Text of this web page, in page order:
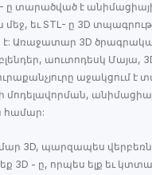
ը տարածված է
եւ STL- ը 3D
Առաջատար 3D
աուտոդեսկ Մայա,
աջակցում է
մոդելավորման,
համար:
3D, պարզապես
3D - ը, որպես ելք եւ